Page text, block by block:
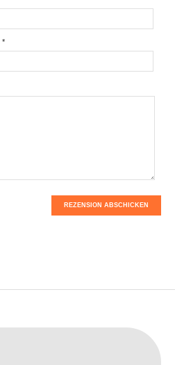
*
REZENSION ABSCHICKEN